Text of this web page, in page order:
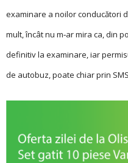
examinare a noilor conducători
mult, încât nu m‑ar mira ca, din
definitiv la examinare, iar
de autobuz, poate chiar prin